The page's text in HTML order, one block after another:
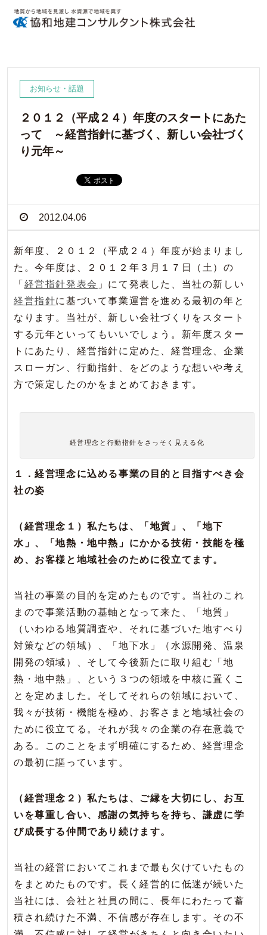
お知らせ・話題
２０１２（平成２４）年度のスタートにあた
って ～経営指針に基づく、新しい会社づく
り元年～
2012.04.06
新年度、２０１２（平成２４）年度が始まりまし
た。今年度は、２０１２年３月１７日（土）の
「 経営指針発表会 」にて発表した、当社の新しい
経営指針に基づいて事業運営を進める最初の年と
なります。当社が、新しい会社づくりをスタート
する元年といってもいいでしょう。新年度スター
トにあたり、経営指針に定めた、経営理念、企業
スローガン、行動指針、をどのような想いや考え
方で策定したのかをまとめておきます。
経営理念と行動指針をさっそく見える化
１．経営理念に込める事業の目的と目指すべき会
社の姿
（経営理念１）私たちは、「地質」、「地下
水」、「地熱・地中熱」にかかる技術・技能を極
め、お客様と地域社会のために役立てます。
当社の事業の目的を定めたものです。当社のこれ
まので事業活動の基軸となって来た、「地質」
（いわゆる地質調査や、それに基づいた地すべり
対策などの領域）、「地下水」（水源開発、温泉
開発の領域）、そして今後新たに取り組む「地
熱・地中熱」、という３つの領域を中核に置くこ
とを定めました。そしてそれらの領域において、
我々が技術・機能を極め、お客さまと地域社会の
ために役立てる。それが我々の企業の存在意義で
ある。このことをまず明確にするため、経営理念
の最初に謳っています。
（経営理念２）私たちは、ご縁を大切にし、お互
いを尊重し合い、感謝の気持ちを持ち、謙虚に学
び成長する仲間であり続けます。
当社の経営においてこれまで最も欠けていたもの
をまとめたものです。長く経営的に低迷が続いた
当社には、会社と社員の間に、長年にわたって蓄
積され続けた不満、不信感が存在します。その不